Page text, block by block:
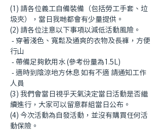
(1) 請各位義工自備裝備（包括勞工手套、垃
圾夾），當日我哋都會有少量提供。
(2) 請各位注意以下事項以減低活動風險。
- 穿著淺色、寬鬆及通爽的衣物及長褲，方便
行山
- 帶備足夠飲用水 (參考份量為1.5L)
- 適時到陰涼地方休息 如有不適 請通知工作
人員
(3) 我們會當日視乎天氣決定當日活動是否繼
續進行，大家可以留意群組當日公布。
(4) 今次活動為自發活動，並沒有購買任何活
動保險。